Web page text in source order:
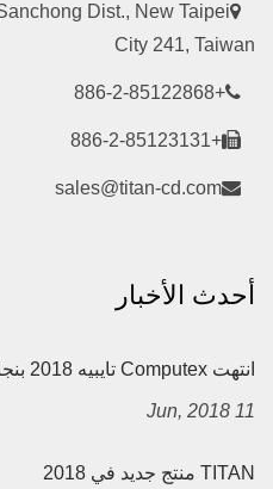
Dist., New Taipei
City 241, Taiwan
+886-2-85122868
+886-2-85123131
sales@titan-cd.com
أحدث الأخبار
انتهت Computex تايبيه 2018 بنجاح كبير
11 Jun, 2018
TITAN منتج جديد في 2018